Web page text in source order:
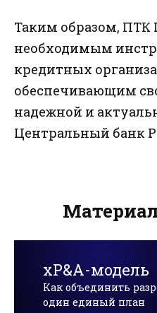
Таким образом, ПТК
необходимым
кредитных
обеспечивающим
надежной и
Центральный банк
xP&A-модель
Как объединить
один единый план